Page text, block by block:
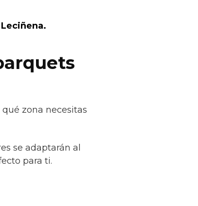
Leciñena.
zona necesitas
se adaptarán al
para ti.